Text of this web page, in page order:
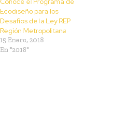
Ecodiseño para los
Desafíos de la Ley REP
Región Metropolitana
15 Enero, 2018
En "2018"